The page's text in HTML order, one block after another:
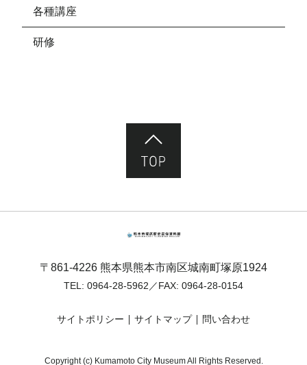
各種講座
研修
〒861-4226 熊本県熊本市南区城南町塚原1924
TEL: 0964-28-5962 ／FAX: 0964-28-0154
サイトポリシー サイトマップ 問い合わせ
Copyright (c) Kumamoto City Museum All Rights Reserved.